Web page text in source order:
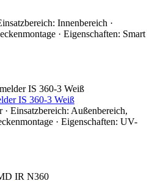
Innenbereich ·
· Eigenschaften: Smart
IS 360-3 Weiß
Einsatzbereich: Außenbereich,
· Eigenschaften: UV-